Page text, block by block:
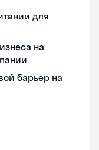
для
на
барьер на